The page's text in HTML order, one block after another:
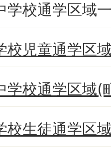
学校通学区域
校児童通学区
学校通学区域(
校生徒通学区